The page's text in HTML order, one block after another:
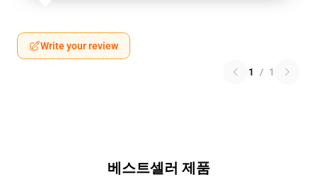
Write your review
1 / 1
베스트셀러 제품